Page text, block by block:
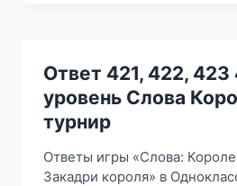
УРОВЕНЬ
СЛОВА
КОРОЛЕВСКИЙ
ТУРНИР
Ответ 421, 422,
уровень Слова
турнир
Ответы игры «Слова:
Закадри короля» в